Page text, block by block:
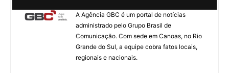
A Agência GBC é um portal de notícias
administrado pelo Grupo Brasil de
Comunicação. Com sede em Canoas, no Rio
Grande do Sul, a equipe cobra fatos locais,
regionais e nacionais.